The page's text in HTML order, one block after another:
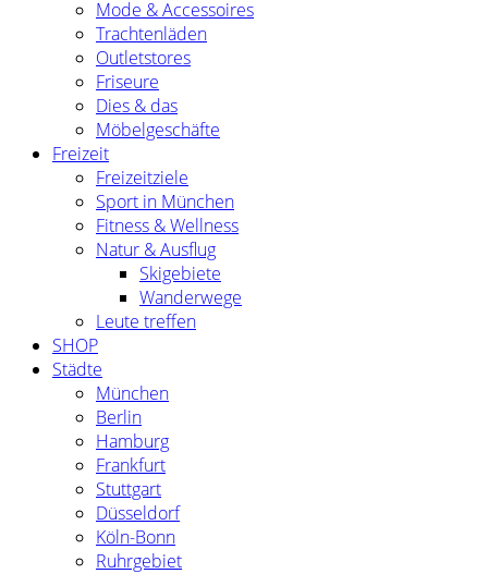
Mode & Accessoires
Trachtenläden
Outletstores
Friseure
Dies & das
Möbelgeschäfte
Freizeit
Freizeitziele
Sport in München
Fitness & Wellness
Natur & Ausflug
Skigebiete
Wanderwege
Leute treffen
SHOP
Städte
München
Berlin
Hamburg
Frankfurt
Stuttgart
Düsseldorf
Köln-Bonn
Ruhrgebiet